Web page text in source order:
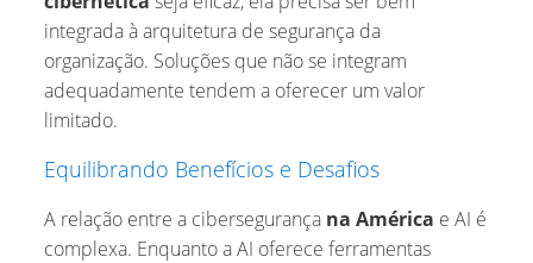
integrada à arquitetura de segurança da
organização. Soluções que não se integram
adequadamente tendem a oferecer um valor
limitado.
Equilibrando Benefícios e Desafios
A relação entre a cibersegurança na América e AI é
complexa. Enquanto a AI oferece ferramentas